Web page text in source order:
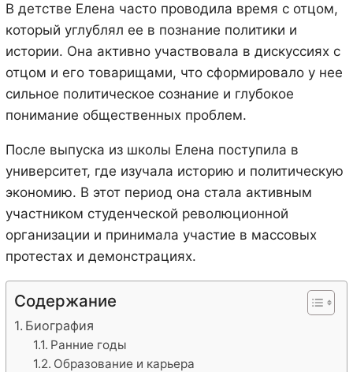
В детстве Елена часто проводила время с отцом,
который углублял ее в познание политики и
истории. Она активно участвовала в дискуссиях с
отцом и его товарищами, что сформировало у нее
сильное политическое сознание и глубокое
понимание общественных проблем.
После выпуска из школы Елена поступила в
университет, где изучала историю и политическую
экономию. В этот период она стала активным
участником студенческой революционной
организации и принимала участие в массовых
протестах и демонстрациях.
Содержание
Биография
Ранние годы
Образование и карьера